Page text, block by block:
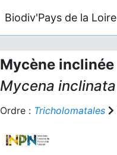
Biodiv'Pays de la Loire
Mycène inclinée
Mycena inclinata
Ordre : Tricholomatales